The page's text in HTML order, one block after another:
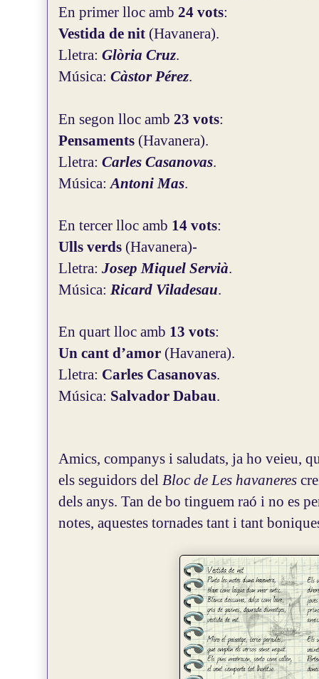
En primer lloc amb 24 vots:
Vestida de nit (Havanera).
Lletra: Glòria Cruz.
Música: Càstor Pérez.
En segon lloc amb 23 vots:
Pensaments (Havanera).
Lletra: Carles Casanovas.
Música:Antoni Mas.
En tercer lloc amb 14 vots:
Ulls verds (Havanera)-
Lletra: Josep Miquel Servià.
Música: Ricard Viladesau.
En quart lloc amb 13 vots:
Un cant d’amor (Havanera).
Lletra: Carles Casanovas.
Música: Salvador Dabau.
Amics, companys i saludats, ja ho veieu,
els seguidors del Bloc de Les havaneres
dels anys. Tan de bo tinguem raó i no es
notes, aquestes tornades tant i tant